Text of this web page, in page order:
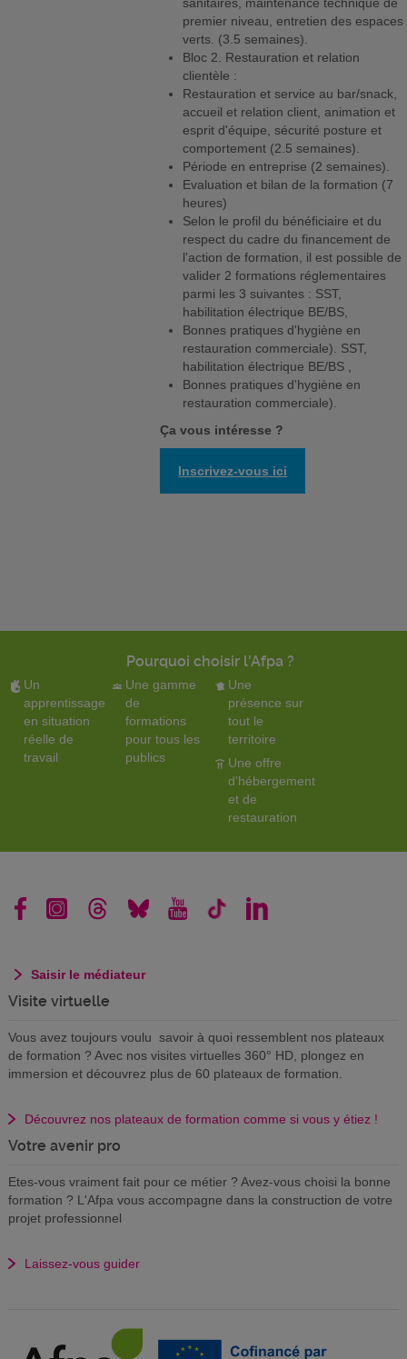
sanitaires, maintenance technique de
premier niveau, entretien des espaces
verts. (3.5 semaines).
Bloc 2. Restauration et relation
clientèle :
Restauration et service au bar/snack,
accueil et relation client, animation et
esprit d'équipe, sécurité posture et
comportement (2.5 semaines).
Période en entreprise (2 semaines).
Evaluation et bilan de la formation (7
heures)
Selon le profil du bénéficiaire et du
respect du cadre du financement de
l'action de formation, il est possible de
valider 2 formations réglementaires
parmi les 3 suivantes : SST,
habilitation électrique BE/BS,
Bonnes pratiques d'hygiène en
restauration commerciale). SST,
habilitation électrique BE/BS ,
Bonnes pratiques d'hygiène en
restauration commerciale).
Ça vous intéresse ?
Inscrivez-vous ici
Pourquoi choisir l'Afpa ?
Un
apprentissage
en situation
réelle de
travail
Une gamme
de
formations
pour tous les
publics
Une
présence sur
tout le
territoire
Une offre
d'hébergement
et de
restauration
Saisir le médiateur
Visite virtuelle
Vous avez toujours voulu savoir à quoi ressemblent nos plateaux
de formation ? Avec nos visites virtuelles 360° HD, plongez en
immersion et découvrez plus de 60 plateaux de formation.
Découvrez nos plateaux de formation comme si vous y étiez !
Votre avenir pro
Etes-vous vraiment fait pour ce métier ? Avez-vous choisi la bonne
formation ? L'Afpa vous accompagne dans la construction de votre
projet professionnel
Laissez-vous guider